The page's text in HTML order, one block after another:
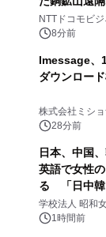
向けた調査
NTTドコモビ
8分前
lmessage、
ダウンロー
株式会社ミシ
28分前
日本、中国
英語で女性
る 「日中韓
学で開催
学校法人 昭和
1時間前